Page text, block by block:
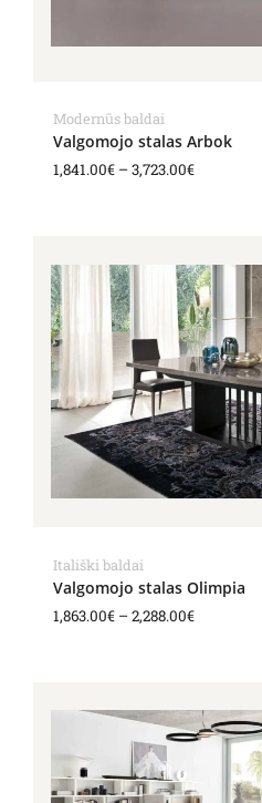
Modernūs baldai
Valgomojo stalas Arbok
1,841.00€ –3,723.00€
Itališki baldai
Valgomojo stalas Olimpia
1,863.00€ –2,288.00€
range:
1,863.00€
through
2,288.00€
range:
2,008.00€
through
2,185.00€